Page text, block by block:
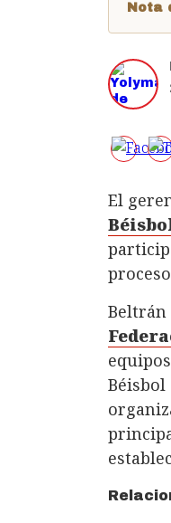
Nota
El
Beltrán
Béisbol